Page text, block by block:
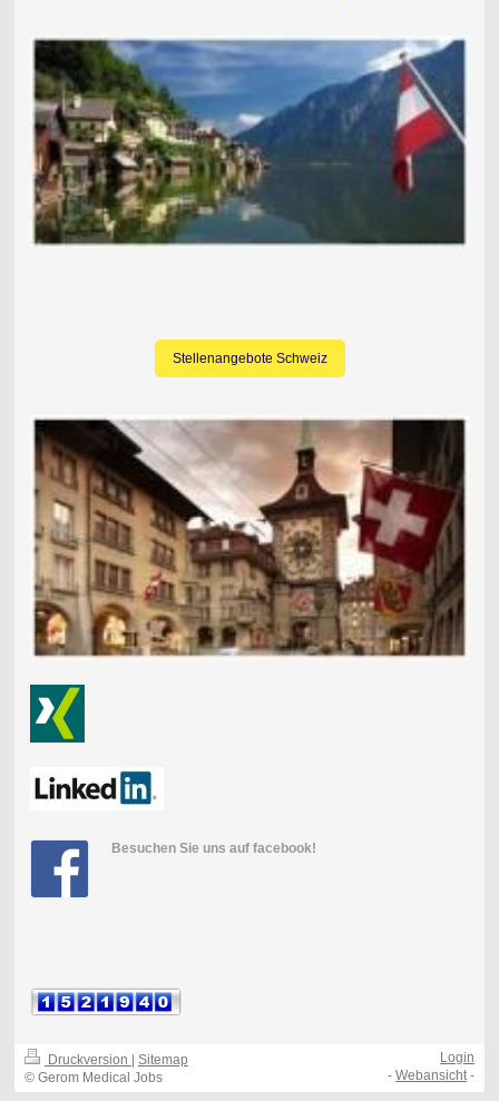
Stellenangebote Schweiz
Besuchen Sie uns auf facebook!
Druckversion
Sitemap
© Gerom Medical Jobs
Login
-Webansicht-